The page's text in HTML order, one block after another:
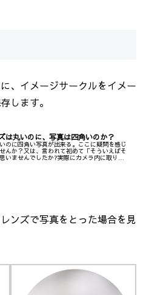
、イメージサークルをイメー
します。
は丸いのに、写真は四角いのか？
のに四角い写真が出来る。ここに疑問を感じ
んか？又は、言われて初めて「そういえばそ
いませんでしたか?実際にカメラ内に取り込
ンズで写真をとった場合を見